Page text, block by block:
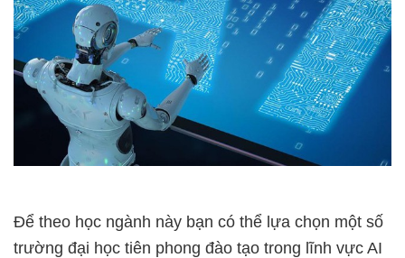
Để theo học ngành này bạn có thể lựa chọn một số
trường đại học tiên phong đào tạo trong lĩnh vực AI